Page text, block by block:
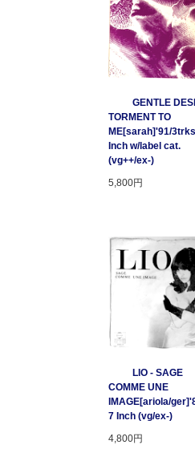
GENTLE
TORMENT TO
ME[sarah]'91/
Inch w/label cat.
(vg++/ex-)
5,800円
LIO - SAGE
COMME UNE
IMAGE[ariola/
7 Inch (vg/ex-)
4,800円